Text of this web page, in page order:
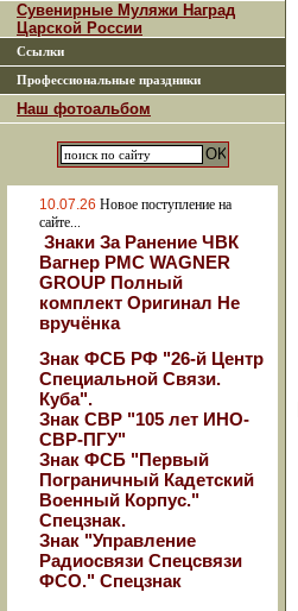
Сувенирные Муляжи Наград
Царской России
Ссылки
Профессиональные праздники
Наш фотоальбом
10.07.26 Новое поступление на
сайте...
Знаки За Ранение ЧВК
Вагнер РМС WAGNER
GROUP Полный
комплект Оригинал Не
вручёнка
Знак ФСБ РФ "26-й Центр
Специальной Связи.
Куба".
Знак СВР "105 лет ИНО-
СВР-ПГУ"
Знак ФСБ "Первый
Пограничный Кадетский
Военный Корпус."
Спецзнак.
Знак "Управление
Радиосвязи Спецсвязи
ФСО." Спецзнак